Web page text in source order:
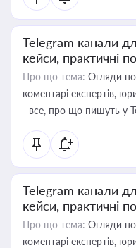
Telegram канали
кейси, практичні
Про що тема: Огляди
коментарі експертів,
- все, про що пишуть у
Telegram канали
кейси, практичні
Про що тема: Огляди
коментарі експертів,